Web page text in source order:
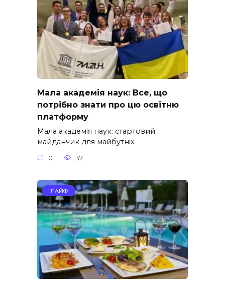
Мала академія наук: Все, що
потрібно знати про цю освітню
платформу
Мала академія наук: стартовий
майданчик для майбутніх
0 37
ЛАЙФ